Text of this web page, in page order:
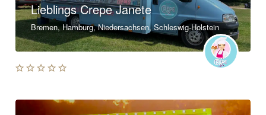
Lieblings Crepe Janete
Bremen, Hamburg, Niedersachsen, Schleswig-Holstein